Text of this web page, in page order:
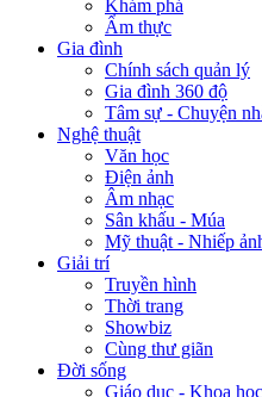
Khám phá
Ẩm thực
Gia đình
Chính sách quản lý
Gia đình 360 độ
Tâm sự - Chuyện
Nghệ thuật
Văn học
Điện ảnh
Âm nhạc
Sân khấu - Múa
Mỹ thuật - Nhiếp
Giải trí
Truyền hình
Thời trang
Showbiz
Cùng thư giãn
Đời sống
Giáo dục - Khoa học